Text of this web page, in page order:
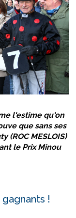
l'estime qu'on
que sans ses
(ROC MESLOIS)
le Prix Minou
!